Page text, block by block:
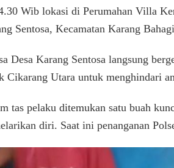
(Motor)
Siang
Tertangkap
Warga
Villa
Cikarang
Wib lokasi di Perumahan Villa
Sentosa, Kecamatan Karang
Desa Karang Sentosa langsung
Cikarang Utara untuk menghindari
tas pelaku ditemukan satu buah
diri. Saat ini penanganan